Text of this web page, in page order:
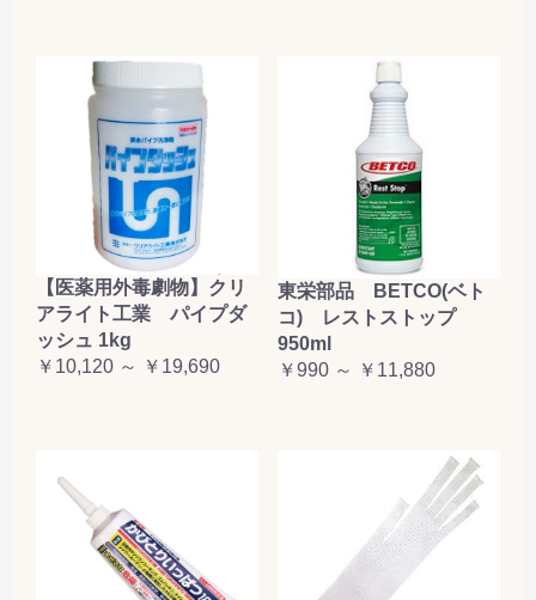
【医薬用外毒劇物】クリ
アライト工業 パイプダ
ッシュ 1kg
￥10,120 ～ ￥19,690
東栄部品 BETCO(ベト
コ) レストストップ
950ml
￥990 ～ ￥11,880